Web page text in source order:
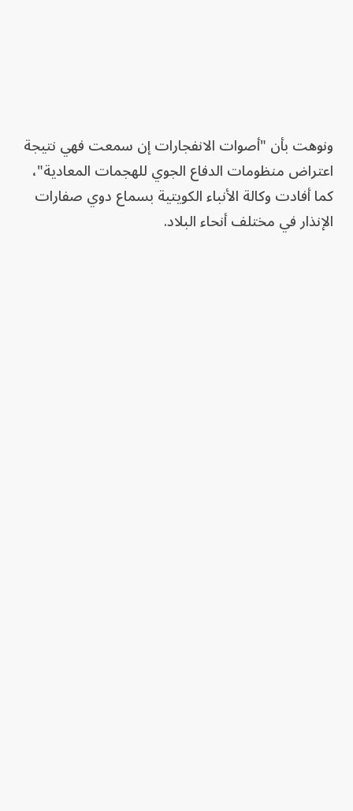
ونوهت بأن "أصوات الانفجارات إن سمعت فهي نتيجة
اعتراض منظومات الدفاع الجوي للهجمات المعادية"،
كما أفادت وكالة الأنباء الكويتية بسماع دوي صفارات
الإنذار في مختلف أنحاء البلاد.